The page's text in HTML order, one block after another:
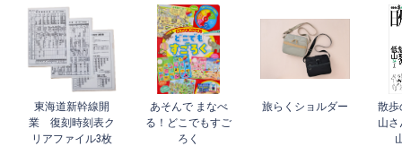
東海道新幹線開
業 復刻時刻表ク
リアファイル3枚
あそんで まなべ
る！どこでもすご
ろく
旅らくショルダー
散歩
山さ